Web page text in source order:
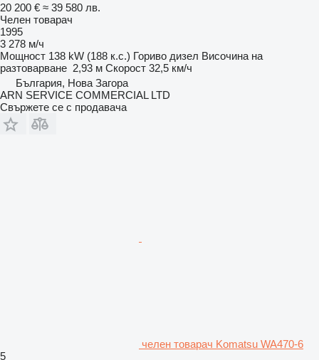
20 200 € ≈ 39 580 лв.
Челен товарач
1995
3 278 м/ч
Мощност 138 kW (188 к.с.) Гориво дизел Височина на
разтоварване 2,93 м Скорост 32,5 км/ч
България, Нова Загора
ARN SERVICE COMMERCIAL LTD
Свържете се с продавача
челен товарач Komatsu WA470-6
5